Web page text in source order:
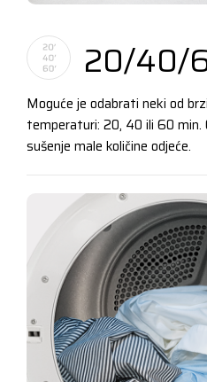
20/40/
Moguće je odabrati neki od
temperaturi: 20, 40 ili 60 min.
sušenje male količine odjeće.